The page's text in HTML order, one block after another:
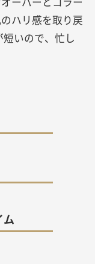
ハリ感を取り戻
いので、忙し
ム